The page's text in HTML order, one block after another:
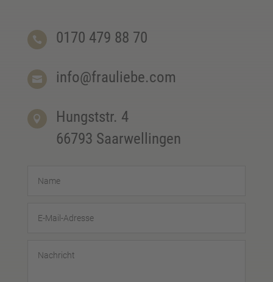
 0170 479 88 70
 info@frauliebe.com

Hungststr. 4
66793 Saarwellingen